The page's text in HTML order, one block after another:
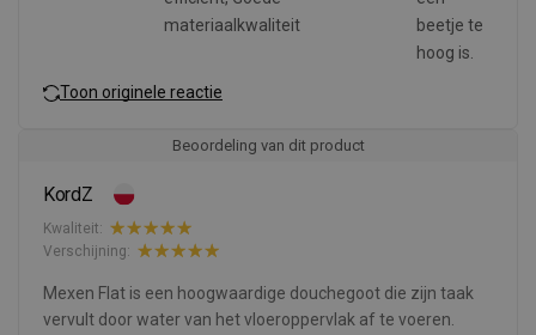
materiaalkwaliteit
beetje te
hoog is.
Toon originele reactie
Beoordeling van dit product
KordZ
Kwaliteit:
Verschijning:
Mexen Flat is een hoogwaardige douchegoot die zijn taak
vervult door water van het vloeroppervlak af te voeren.